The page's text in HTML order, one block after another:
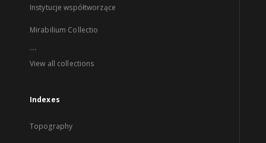
Instytucje współtworzące
Mirabilium Collectio
...
View all collections
Indexes
Topography